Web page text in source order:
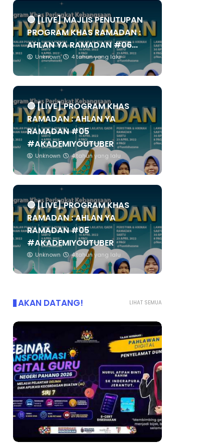
🔴 [LIVE] MAJLIS PENUTUPAN
PROGRAM KHAS RAMADAN :
AHLAN YA RAMADAN #06...
Unknown 4 tahun yang lalu
🔴 [LIVE] PROGRAM KHAS
RAMADAN : AHLAN YA
RAMADAN #05
#AKADEMIYOUTUBER
Unknown 4 tahun yang lalu
🔴 [LIVE] PROGRAM KHAS
RAMADAN : AHLAN YA
RAMADAN #05
#AKADEMIYOUTUBER
Unknown 4 tahun yang lalu
LIHAT SEMUA
AKAN DATANG!